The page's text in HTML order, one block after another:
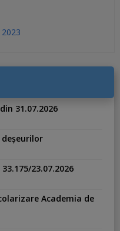
31.07.2026
23.07.2026
Academia de